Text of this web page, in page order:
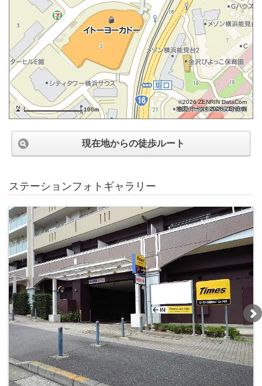
100m
©2026 ZENRIN DataCom
地図データ©2026 ZENRIN
現在地からの徒歩ルート
ステーションフォトギャラリー